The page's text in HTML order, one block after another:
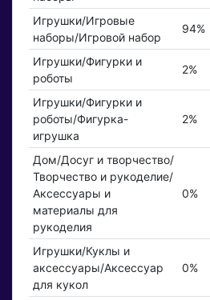
Игрушки/Игровые
наборы/Игровой набор
94%
Игрушки/Фигурки и
роботы
2%
Игрушки/Фигурки и
роботы/Фигурка-
игрушка
2%
Дом/Досуг и творчество/
Творчество и рукоделие/
Аксессуары и
материалы для
рукоделия
0%
Игрушки/Куклы и
аксессуары/Аксессуар
для кукол
0%